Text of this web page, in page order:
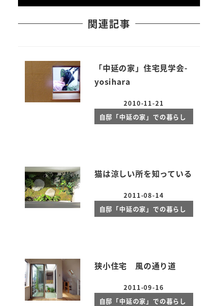
関連記事
「中延の家」住宅見学会-
yosihara
投稿日
2010-11-21
自邸「中延の家」での暮らし
猫は涼しい所を知っている
投稿日
2011-08-14
自邸「中延の家」での暮らし
狭小住宅 風の通り道
投稿日
2011-09-16
自邸「中延の家」での暮らし